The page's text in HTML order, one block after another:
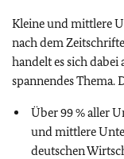
Kleine und mittlere
nach dem
handelt es sich
spannendes Thema.
Über 99 % aller
und mittlere
deutschen